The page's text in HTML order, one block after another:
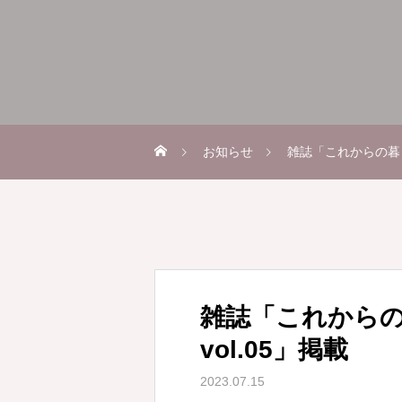
お知らせ 雑誌「これからの
雑誌「これから
vol.05」掲載
2023.07.15